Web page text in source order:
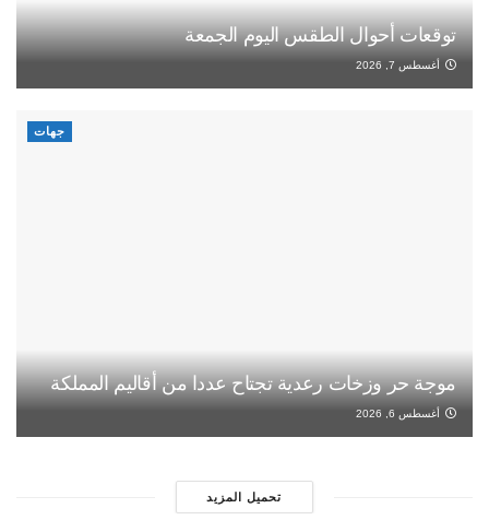
توقعات أحوال الطقس اليوم الجمعة
أغسطس 7, 2026
جهات
موجة حر وزخات رعدية تجتاح عددا من أقاليم المملكة
أغسطس 6, 2026
تحميل المزيد